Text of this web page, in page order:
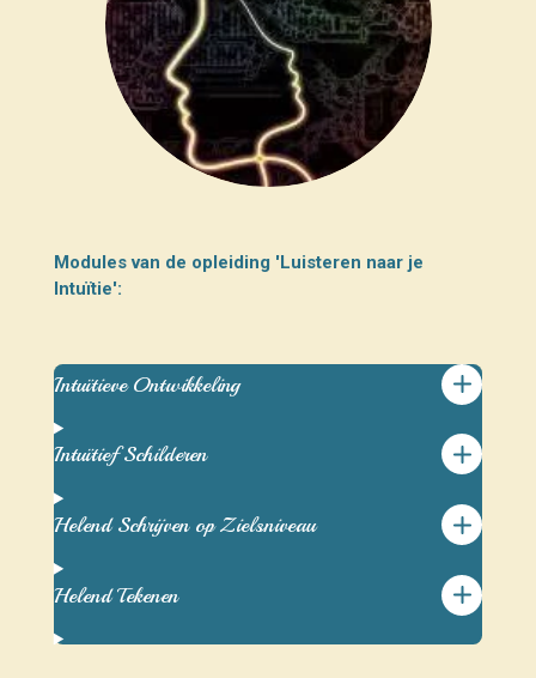
Modules van de opleiding 'Luisteren naar je
Intuïtie':
Intuïtieve Ontwikkeling
Intuïtief Schilderen
Helend Schrijven op Zielsniveau
Helend Tekenen